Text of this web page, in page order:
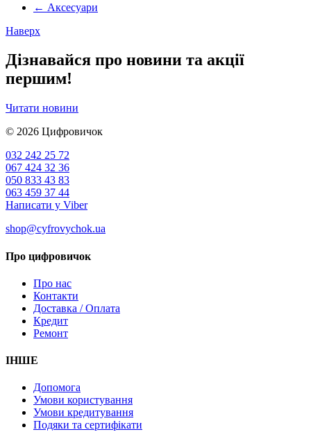
← Аксесуари
Наверх
Дізнавайся про новини та акції
першим!
Читати новини
© 2026 Цифровичок
032 242 25 72
067 424 32 36
050 833 43 83
063 459 37 44
Написати у Viber
shop@cyfrovychok.ua
Про цифровичок
Про нас
Контакти
Доставка / Оплата
Кредит
Ремонт
ІНШЕ
Допомога
Умови користування
Умови кредитування
Подяки та сертифікати